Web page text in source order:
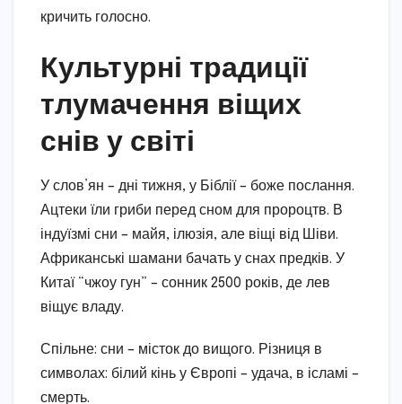
кричить голосно.
Культурні традиції
тлумачення віщих
снів у світі
У слов’ян – дні тижня, у Біблії – боже послання.
Ацтеки їли гриби перед сном для пророцтв. В
індуїзмі сни – майя, ілюзія, але віщі від Шіви.
Африканські шамани бачать у снах предків. У
Китаї “чжоу гун” – сонник 2500 років, де лев
віщує владу.
Спільне: сни – місток до вищого. Різниця в
символах: білий кінь у Європі – удача, в ісламі –
смерть.